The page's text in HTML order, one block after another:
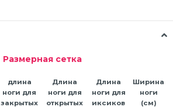
Размерная сетка
длина
ноги для
закрытых
Длина
ноги для
открытых
Длина
ноги для
иксиков
Ширина
ноги
(см)